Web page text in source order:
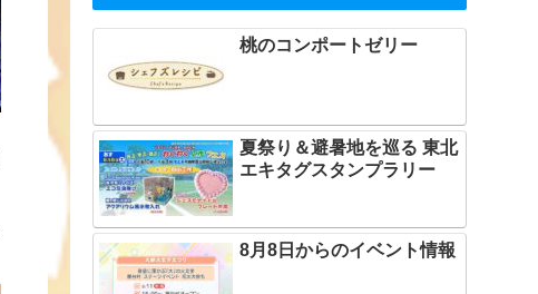
桃のコンポートゼリー
夏祭り＆避暑地を巡る 東北
エキタグスタンプラリー
8月8日からのイベント情報